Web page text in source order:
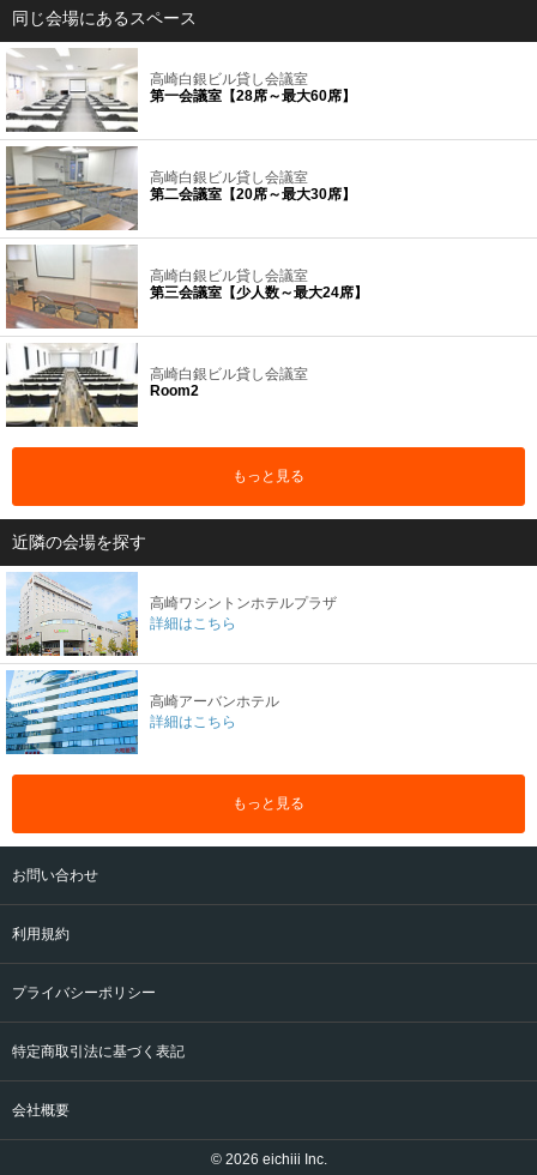
同じ会場にあるスペース
高崎白銀ビル貸し会議室
第一会議室【28席～最大60席】
高崎白銀ビル貸し会議室
第二会議室【20席～最大30席】
高崎白銀ビル貸し会議室
第三会議室【少人数～最大24席】
高崎白銀ビル貸し会議室
Room2
もっと見る
近隣の会場を探す
高崎ワシントンホテルプラザ
詳細はこちら
高崎アーバンホテル
詳細はこちら
もっと見る
お問い合わせ
利用規約
プライバシーポリシー
特定商取引法に基づく表記
会社概要
© 2026 eichiii Inc.